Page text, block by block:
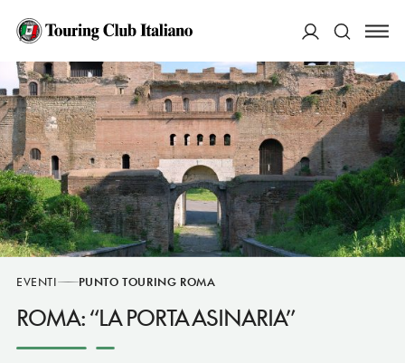
Cerca
EVENTI PUNTO TOURING ROMA
ROMA: “LA PORTA ASINARIA”